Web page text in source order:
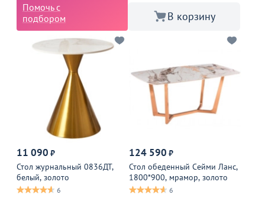
Помочь с
подбором
В корзину
11 090 ₽
Стол журнальный 0836ДТ,
белый, золото
6
124 590 ₽
Стол обеденный Сейми Ланс,
1800*900, мрамор, золото
6